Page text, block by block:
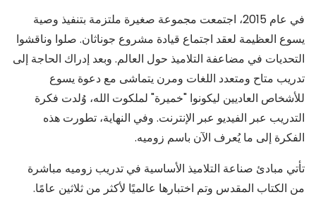
في عام 2015، اجتمعت مجموعة صغيرة ملتزمة بتنفيذ وصية
يسوع العظيمة لعقد اجتماع قيادة مشروع جوناثان. صلوا وناقشوا
التحديات في مضاعفة التلاميذ حول العالم. وبعد إدراك الحاجة إلى
تدريب متاح ومتعدد اللغات ومرن يتماشى مع دعوة يسوع
للأشخاص العاديين ليكونوا "خميرة" لملكوت الله، وُلدت فكرة
التدريب عبر الفيديو عبر الإنترنت. وفي النهاية، تطورت هذه
الفكرة إلى ما يُعرف الآن باسم زوميه.
تأتي مبادئ صناعة التلاميذ الأساسية في تدريب زوميه مباشرة
من الكتاب المقدس وتم اختبارها عالميًا لأكثر من ثلاثين عامًا.